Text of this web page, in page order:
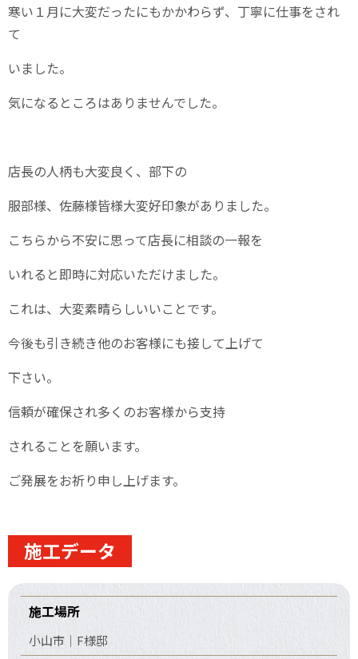
寒い１月に大変だったにもかかわらず、丁寧に仕事をされ
て
いました。
気になるところはありませんでした。
店長の人柄も大変良く、部下の
服部様、佐藤様皆様大変好印象がありました。
こちらから不安に思って店長に相談の一報を
いれると即時に対応いただけました。
これは、大変素晴らしいいことです。
今後も引き続き他のお客様にも接して上げて
下さい。
信頼が確保され多くのお客様から支持
されることを願います。
ご発展をお祈り申し上げます。
施工データ
施工場所
小山市｜F様邸